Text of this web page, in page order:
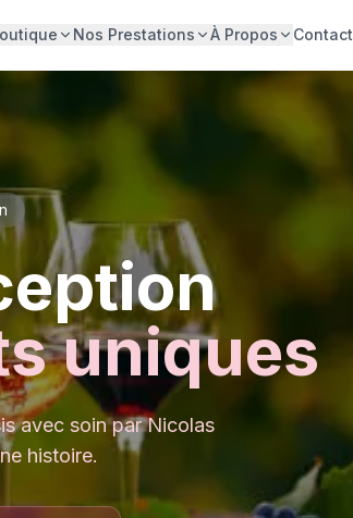
Nos Prestations À Propos Contact
uniques
avec soin par Nicolas
histoire.